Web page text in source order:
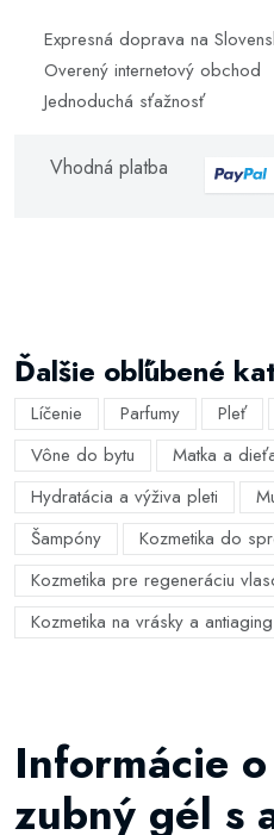
Expresná doprava na
Overený internetový obchod
Jednoduchá sťažnosť
Vhodná platba
Ďalšie obľúbené
Líčenie Parfumy Pleť
Vône do bytu
Matka a
Hydratácia a výživa pleti
Šampóny
Kozmetika do
Kozmetika pre regeneráciu
Kozmetika na vrásky a antiaging
Informácie
zubný gél s